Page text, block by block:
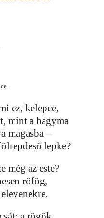
ez, kelepce,
mint a hagyma
magasba –
lepke?
még az este?
röfög,